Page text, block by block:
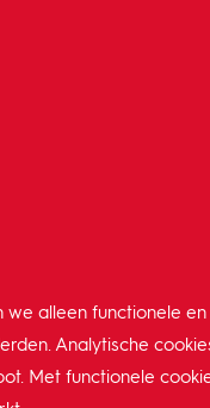
we alleen functionele
Analytische
Met functionele